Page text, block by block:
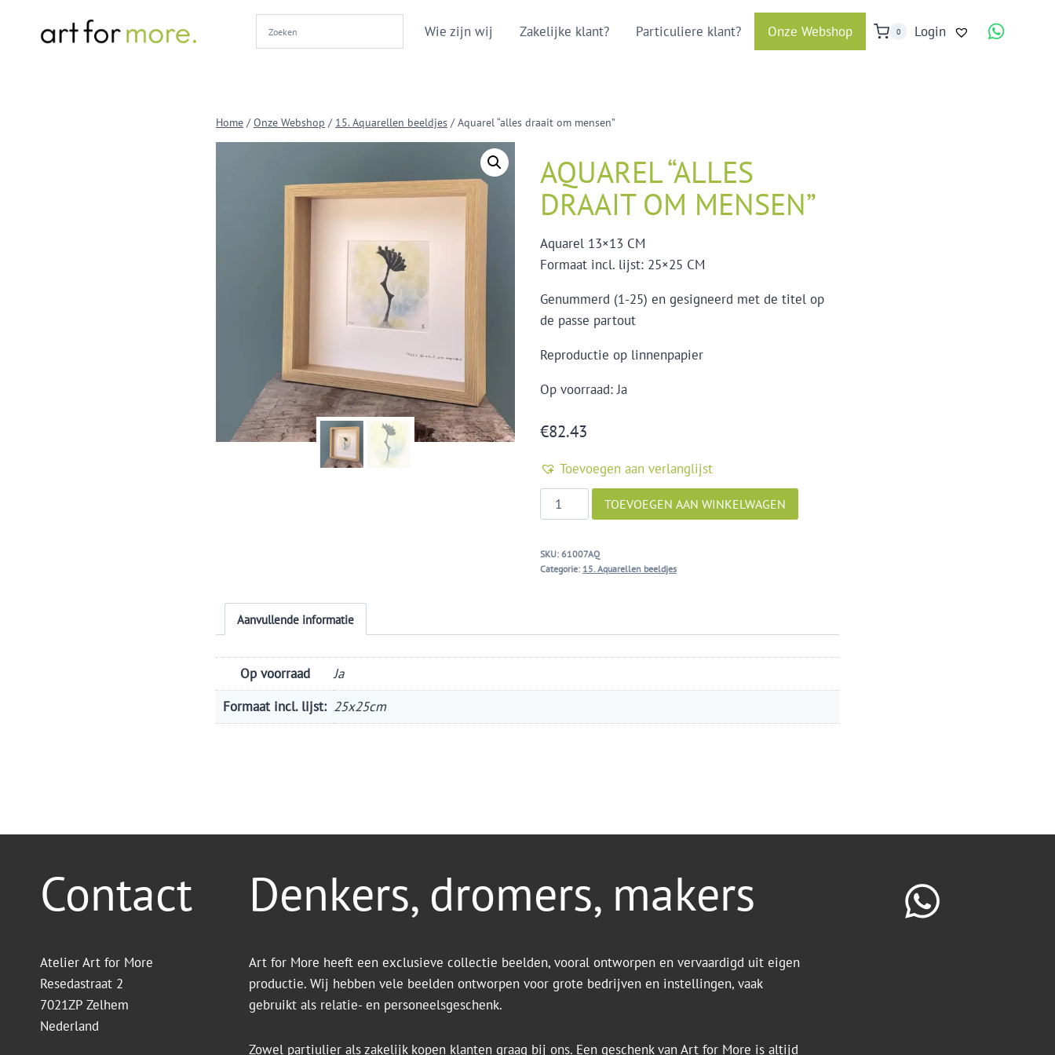
Wie zijn wij Zakelijke klant? Particuliere klant? Onze Webshop 0 Login
Home / Onze Webshop / 15. Aquarellen beeldjes / Aquarel “alles draait om mensen”
AQUAREL “ALLES
DRAAIT OM MENSEN”
Aquarel 13×13 CM
Formaat incl. lijst: 25×25 CM
Genummerd (1-25) en gesigneerd met de titel op
de passe partout
Reproductie op linnenpapier
Op voorraad: Ja
€82.43
Toevoegen aan verlanglijst
Aquarel
"alles
om
TOEVOEGEN AAN WINKELWAGEN
SKU: 61007AQ
Categorie: 15. Aquarellen beeldjes
Aanvullende informatie
Op voorraad
Ja
Formaat incl. lijst: 25x25cm
Contact
Atelier Art for More
Resedastraat 2
7021ZP Zelhem
Nederland
Denkers, dromers, makers
Art for More heeft een exclusieve collectie beelden, vooral ontworpen en vervaardigd uit eigen
productie. Wij hebben vele beelden ontworpen voor grote bedrijven en instellingen, vaak
gebruikt als relatie- en personeelsgeschenk.
Zowel partiulier als zakelijk kopen klanten graag bij ons. Een geschenk van Art for More is altijd